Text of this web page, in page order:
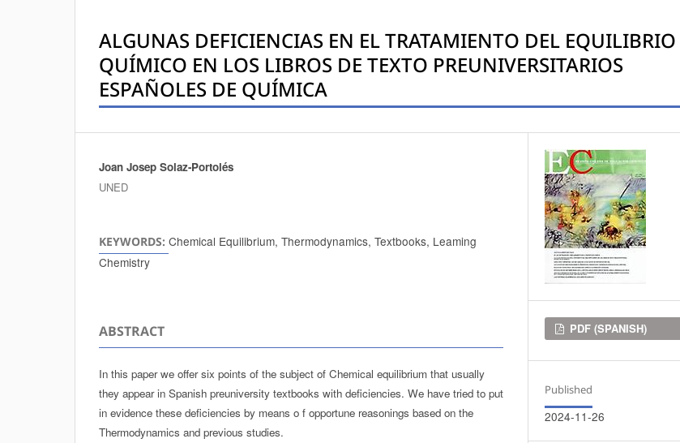
ALGUNAS DEFICIENCIAS EN EL TRATAMIENTO DEL EQUILIBRIO
QUÍMICO EN LOS LIBROS DE TEXTO PREUNIVERSITARIOS
ESPAÑOLES DE QUÍMICA
Authors
Joan Josep Solaz-Portolés
UNED
KEYWORDS: Chemical Equilibrium, Thermodynamics, Textbooks, Leaming
Chemistry
ABSTRACT
In this paper we offer six points of the subject of Chemical equilibrium that usually
they appear in Spanish preuniversity textbooks with deficiencies. We have tried to put
in evidence these deficiencies by means o f opportune reasonings based on the
Thermodynamics and previous studies.
Downloads
PDF (SPANISH)
Published
2024-11-26